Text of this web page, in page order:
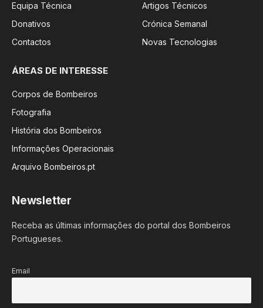
Equipa Técnica
Donativos
Contactos
Artigos Técnicos
Crónica Semanal
Novas Tecnologias
ÁREAS DE INTERESSE
Corpos de Bombeiros
Fotografia
História dos Bombeiros
Informações Operacionais
Arquivo Bombeiros.pt
Newsletter
Receba as últimas informações do portal dos Bombeiros
Portugueses.
Email